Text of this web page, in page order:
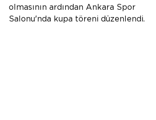
olmasının ardından Ankara Spor
Salonu'nda kupa töreni düzenlendi.